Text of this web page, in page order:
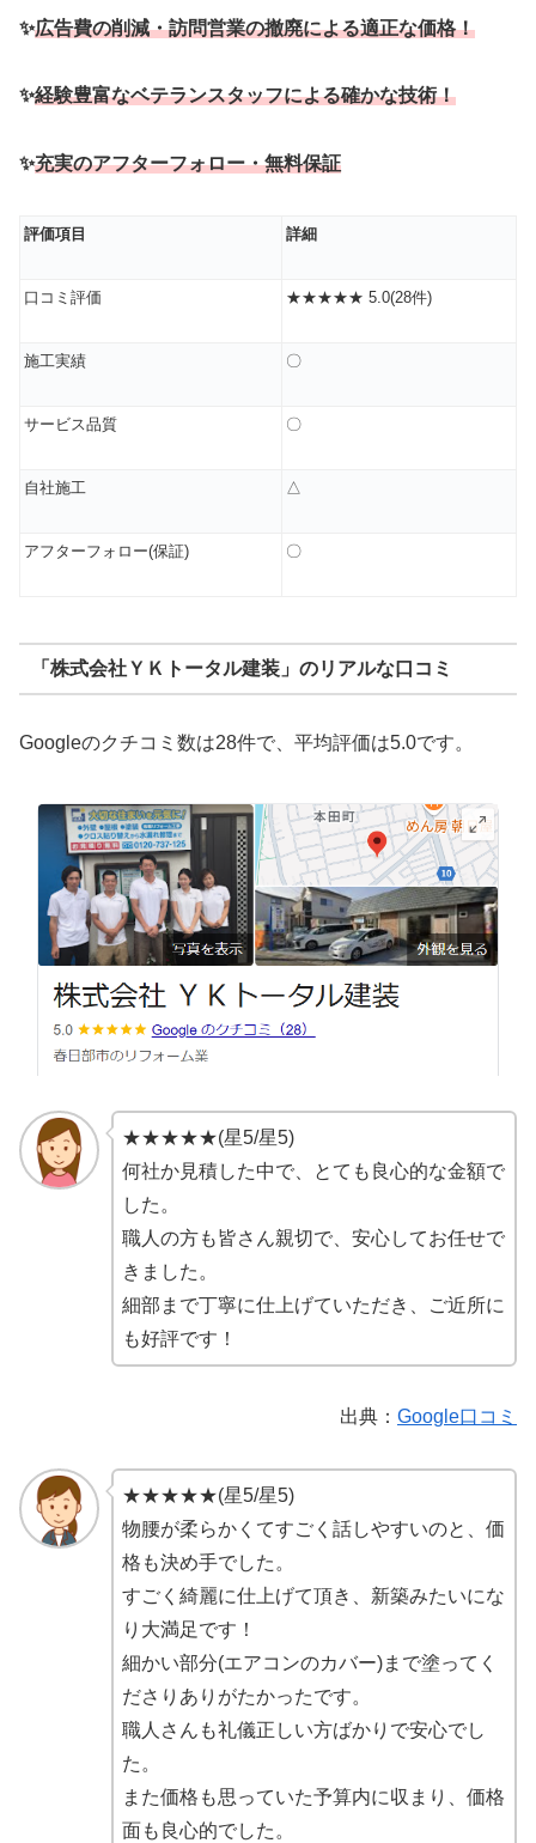
✨広告費の削減・訪問営業の撤廃による適正な価格！
✨経験豊富なベテランスタッフによる確かな技術！
✨充実のアフターフォロー・無料保証
評価項目 詳細
口コミ評価 ★★★★★ 5.0(28件)
施工実績 〇
サービス品質 〇
自社施工 △
アフターフォロー(保証) 〇
「株式会社ＹＫトータル建装」のリアルな口コミ
Googleのクチコミ数は28件で、平均評価は5.0です。
★★★★★(星5/星5)
何社か見積した中で、とても良心的な金額で
した。
職人の方も皆さん親切で、安心してお任せで
きました。
細部まで丁寧に仕上げていただき、ご近所に
も好評です！
出典： Google口コミ
★★★★★(星5/星5)
物腰が柔らかくてすごく話しやすいのと、価
格も決め手でした。
すごく綺麗に仕上げて頂き、新築みたいにな
り大満足です！
細かい部分(エアコンのカバー)まで塗ってく
ださりありがたかったです。
職人さんも礼儀正しい方ばかりで安心でし
た。
また価格も思っていた予算内に収まり、価格
面も良心的でした。